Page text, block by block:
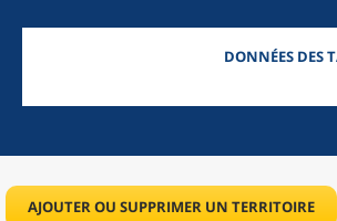
DONNÉES DES
AJOUTER OU SUPPRIMER UN TERRITOIRE